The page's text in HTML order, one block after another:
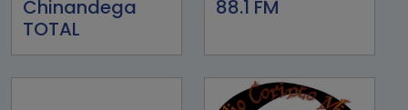
Chinandega
TOTAL
88.1 FM